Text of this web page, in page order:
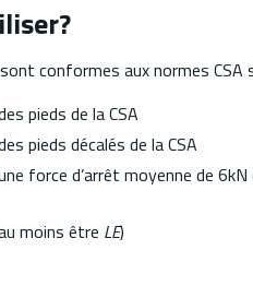
conformes aux normes CSA
pieds de la CSA
pieds décalés de la CSA
force d’arrêt moyenne de
moins être LE)